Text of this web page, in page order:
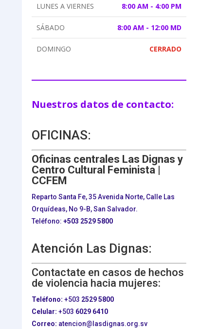
LUNES A VIERNES 8:00 AM - 4:00 PM
SÁBADO 8:00 AM - 12:00 MD
DOMINGO CERRADO
Nuestros datos de contacto:
OFICINAS:
Oficinas centrales Las Dignas y
Centro Cultural Feminista |
CCFEM
Reparto Santa Fe, 35 Avenida Norte, Calle Las
Orquídeas, No 9-B, San Salvador.
Teléfono: +503 2529 5800
Atención Las Dignas:
Contactate en casos de hechos
de violencia hacia mujeres:
Teléfono: +503 2529 5800
Celular: +503 6029 6410
Correo: atencion@lasdignas.org.sv